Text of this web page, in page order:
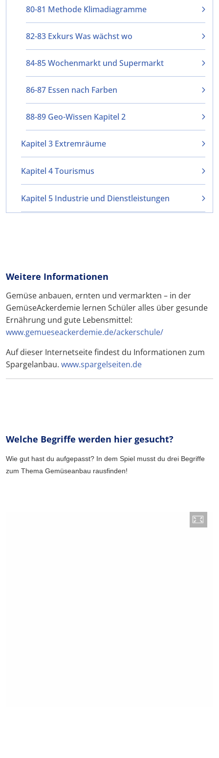
80-81 Methode Klimadiagramme
82-83 Exkurs Was wächst wo
84-85 Wochenmarkt und Supermarkt
86-87 Essen nach Farben
88-89 Geo-Wissen Kapitel 2
Kapitel 3 Extremräume
Kapitel 4 Tourismus
Kapitel 5 Industrie und Dienstleistungen
Weitere Informationen
Gemüse anbauen, ernten und vermarkten – in der
GemüseAckerdemie lernen Schüler alles über gesunde
Ernährung und gute Lebensmittel:
www.gemueseackerdemie.de/ackerschule/
Auf dieser Internetseite findest du Informationen zum
Spargelanbau. www.spargelseiten.de
Welche Begriffe werden hier gesucht?
Wie gut hast du aufgepasst? In dem Spiel musst du drei Begriffe
zum Thema Gemüseanbau rausfinden!